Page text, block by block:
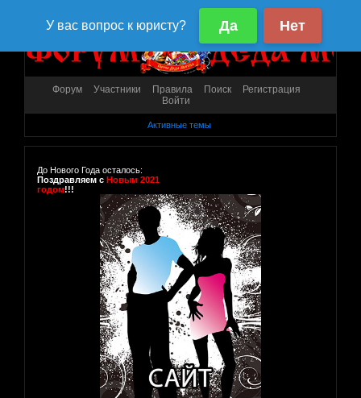
Форум Участники Правила Поиск
Регистрация
Войти
Активные темы
До Нового Года осталось:
Поздравляем с Новым 2021
годом!!!